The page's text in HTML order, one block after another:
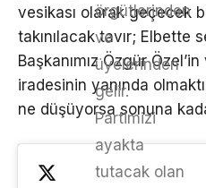
vesikası olarak geçecek
takınılacak tavır; Elbette
Başkanımız Özgür
iradesinin yanında
ne düşüyorsa sonuna
örgütlerinden
ve
üyelerinden
gelir.
Partimizi
ayakta
tutacak olan